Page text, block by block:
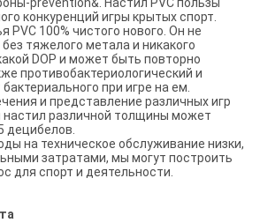
prevention&. Настил PVC пользы
конкуренций игры крытых спорт.
PVC 100% чистого нового. Он не
тяжелого метала и никакого
DOP и может быть повторно
противобактериологический и
при игре на ем.
и представление различных игр
настил различной толщины может
децибелов.
на техническое обслуживание низки,
затратами, мы могут построить
для спорт и деятельности.